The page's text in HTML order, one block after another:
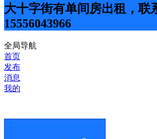
大十字街有单间房出租，联
15556043966
全局导航
首页
发布
消息
我的